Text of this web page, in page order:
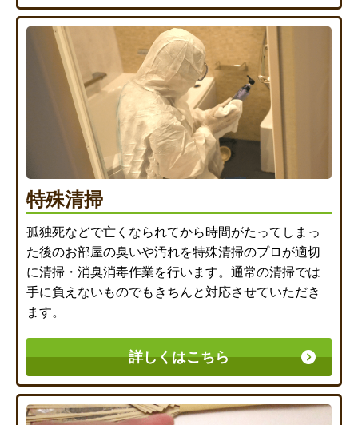
特殊清掃
孤独死などで亡くなられてから時間がたってしまっ
た後のお部屋の臭いや汚れを特殊清掃のプロが適切
に清掃・消臭消毒作業を行います。通常の清掃では
手に負えないものでもきちんと対応させていただき
ます。
詳しくはこちら